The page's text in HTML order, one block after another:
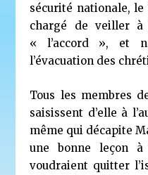
sécurité nationale, le
chargé de veiller à
« l’accord », et
l’évacuation des
Tous les membres
saisissent d’elle à
même qui décapite
une bonne leçon
voudraient quitter